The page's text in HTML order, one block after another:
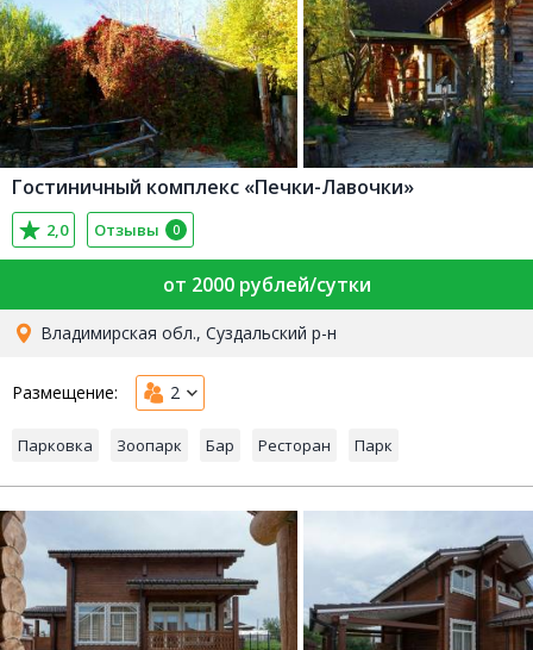
Гостиничный комплекс «Печки-Лавочки»
2,0 Отзывы 0
от 2000 рублей/сутки
Владимирская обл., Суздальский р-н
Размещение: 2
Парковка Зоопарк Бар Ресторан Парк